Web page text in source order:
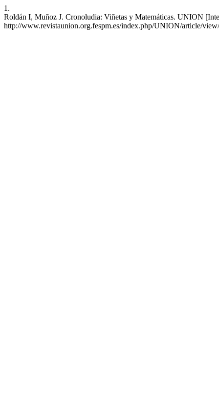
1.
Roldán I, Muñoz J. Cronoludia: Viñetas y Matemáticas. UNION
http://www.revistaunion.org.fespm.es/index.php/UNION/article/